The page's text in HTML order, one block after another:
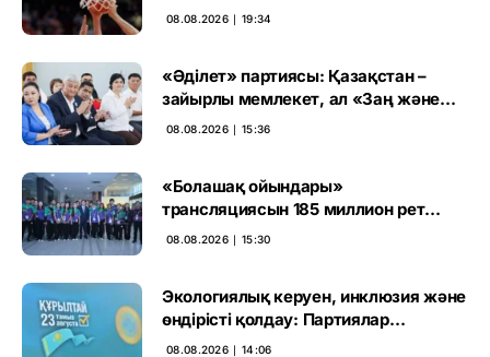
08.08.2026 ∣ 19:34
«Әділет» партиясы: Қазақстан –
зайырлы мемлекет, ал «Заң және
тәртіп» қағидаты баршаға міндетті
08.08.2026 ∣ 15:36
«Болашақ ойындары»
трансляциясын 185 миллион рет
көрген
08.08.2026 ∣ 15:30
Экологиялық керуен, инклюзия және
өндірісті қолдау: Партиялар
өңірлерде қандай мәселе көтерді
08.08.2026 ∣ 14:06